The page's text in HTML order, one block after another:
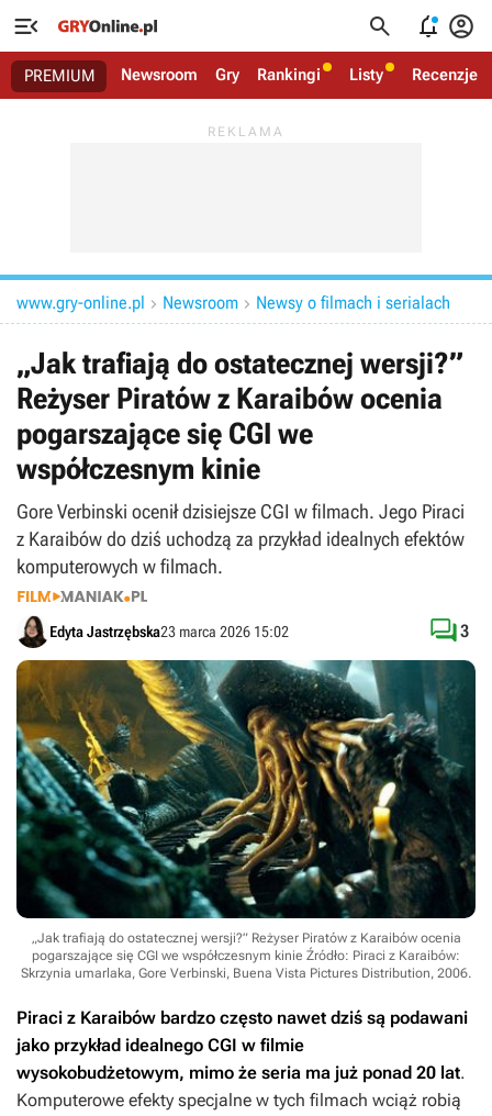
   
PREMIUM Newsroom Gry Rankingi Listy Recenzje
www.gry-online.pl  Newsroom  Newsy o filmach i serialach
„Jak trafiają do ostatecznej wersji?”
Reżyser Piratów z Karaibów ocenia
pogarszające się CGI we
współczesnym kinie
Gore Verbinski ocenił dzisiejsze CGI w filmach. Jego Piraci
z Karaibów do dziś uchodzą za przykład idealnych efektów
komputerowych w filmach.
Edyta Jastrzębska23 marca 2026 15:02 3
„Jak trafiają do ostatecznej wersji?” Reżyser Piratów z Karaibów ocenia
pogarszające się CGI we współczesnym kinie Źródło: Piraci z Karaibów:
Skrzynia umarlaka, Gore Verbinski, Buena Vista Pictures Distribution, 2006.
Piraci z Karaibów bardzo często nawet dziś są podawani
jako przykład idealnego CGI w filmie
wysokobudżetowym, mimo że seria ma już ponad 20 lat.
Komputerowe efekty specjalne w tych filmach wciąż robią